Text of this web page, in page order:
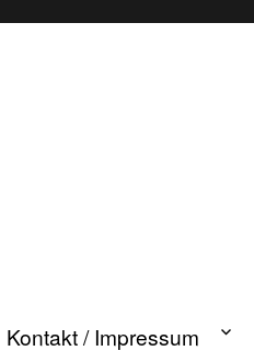
Kontakt / Impressum